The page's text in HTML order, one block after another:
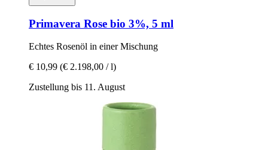
Primavera Rose bio 3%, 5 ml
Echtes Rosenöl in einer Mischung
€ 10,99 (€ 2.198,00 / l)
Zustellung bis 11. August